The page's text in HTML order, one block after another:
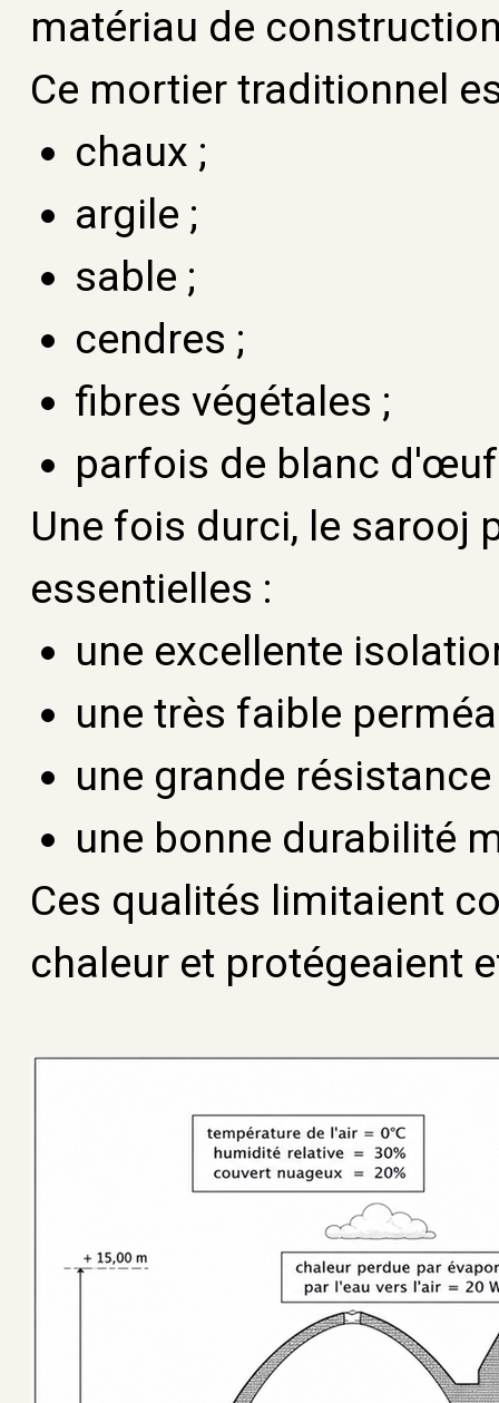
matériau de
Ce mortier traditionnel
chaux ;
argile ;
sable ;
cendres ;
fibres végétales ;
parfois de blanc
Une fois durci, le sarooj
essentielles :
une excellente
une très faible
une grande
une bonne durabilité
Ces qualités limitaient
chaleur et protégeaient